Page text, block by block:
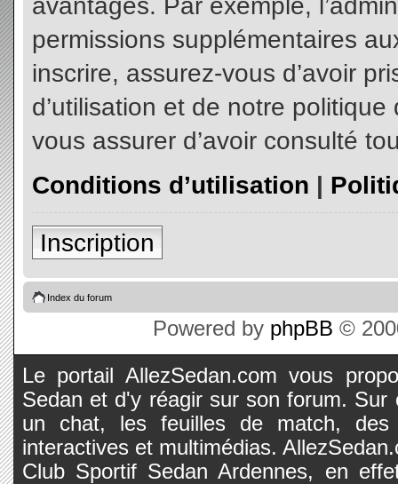
permissions supplémentaires
inscrire, assurez-vous d’avoir
d’utilisation et de notre
vous assurer d’avoir consulté
Conditions d’utilisation |
Inscription
Index du forum
Powered by phpBB ©
Le portail AllezSedan.com vous
Sedan et d'y réagir sur son forum.
un chat, les feuilles de match, des
interactives et multimédias.
Club Sportif Sedan Ardennes, en